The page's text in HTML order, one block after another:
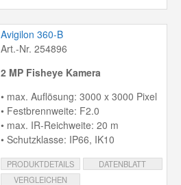
Avigilon 360-B
Art.-Nr. 254896
2 MP Fisheye Kamera
• max. Auflösung: 3000 x 3000 Pixel
• Festbrennweite: F2.0
• max. IR-Reichweite: 20 m
• Schutzklasse: IP66, IK10
PRODUKTDETAILS
DATENBLATT
VERGLEICHEN